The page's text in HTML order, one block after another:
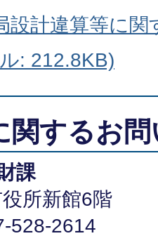
設計違算等に関
: 212.8KB)
関するお
課
所新館6階
528-2614